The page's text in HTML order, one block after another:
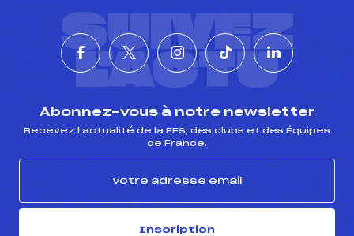
SUIVEZ
L'ACTU
Abonnez-vous à notre newsletter
Recevez l’actualité de la FFS, des clubs et des Équipes
de France.
Inscription